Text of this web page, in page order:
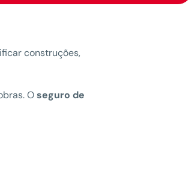
construções,
Oseguro de